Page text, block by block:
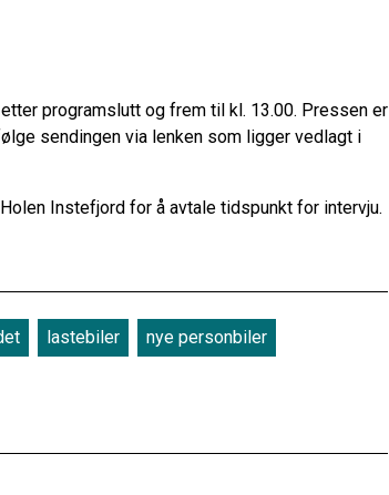
programslutt og frem til kl. 13.00. Pressen er
sendingen via lenken som ligger vedlagt i
Instefjord for å avtale tidspunkt for intervju.
lastebiler nye personbiler